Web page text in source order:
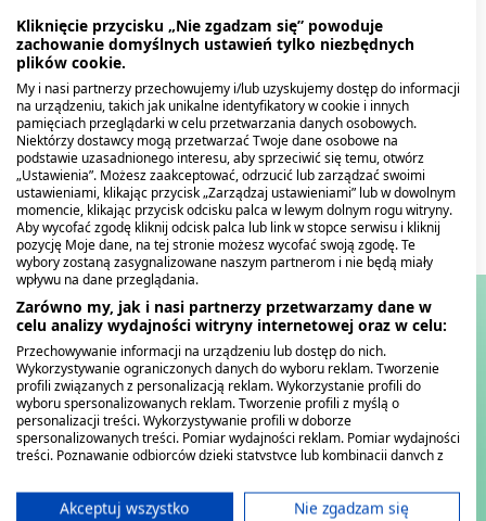
1Przedmiot Pokaż
Kliknięcie przycisku „Nie zgadzam się” powoduje
zachowanie domyślnych ustawień tylko niezbędnych
plików cookie.
My i nasi partnerzy przechowujemy i/lub uzyskujemy dostęp do informacji
na urządzeniu, takich jak unikalne identyfikatory w cookie i innych
pamięciach przeglądarki w celu przetwarzania danych osobowych.
Niektórzy dostawcy mogą przetwarzać Twoje dane osobowe na
podstawie uzasadnionego interesu, aby sprzeciwić się temu, otwórz
„Ustawienia”. Możesz zaakceptować, odrzucić lub zarządzać swoimi
ustawieniami, klikając przycisk „Zarządzaj ustawieniami” lub w dowolnym
momencie, klikając przycisk odcisku palca w lewym dolnym rogu witryny.
Aby wycofać zgodę kliknij odcisk palca lub link w stopce serwisu i kliknij
pozycję Moje dane, na tej stronie możesz wycofać swoją zgodę. Te
wybory zostaną zasygnalizowane naszym partnerom i nie będą miały
wpływu na dane przeglądania.
Zarówno my, jak i nasi partnerzy przetwarzamy dane w
celu analizy wydajności witryny internetowej oraz w celu:
Przechowywanie informacji na urządzeniu lub dostęp do nich.
Wykorzystywanie ograniczonych danych do wyboru reklam. Tworzenie
profili związanych z personalizacją reklam. Wykorzystanie profili do
wyboru spersonalizowanych reklam. Tworzenie profili z myślą o
personalizacji treści. Wykorzystywanie profili w doborze
spersonalizowanych treści. Pomiar wydajności reklam. Pomiar wydajności
treści. Poznawanie odbiorców dzięki statystyce lub kombinacji danych z
ograniczonych danych do wyboru treści.
Dane mogą być udostępniane poza Unię Europejską i wysyłane do USA.
Akceptuj wszystko
Nie zgadzam się